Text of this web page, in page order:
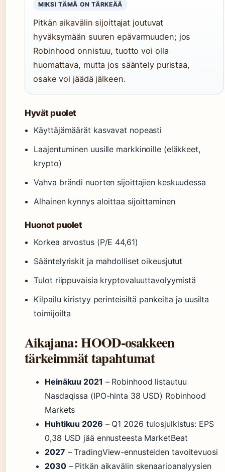
MIKSI TÄMÄ ON TÄRKEÄÄ
Pitkän aikavälin sijoittajat joutuvat
hyväksymään suuren epävarmuuden; jos
Robinhood onnistuu, tuotto voi olla
huomattava, mutta jos sääntely puristaa,
osake voi jäädä jälkeen.
Hyvät puolet
Käyttäjämäärät kasvavat nopeasti
Laajentuminen uusille markkinoille (eläkkeet,
krypto)
Vahva brändi nuorten sijoittajien keskuudessa
Alhainen kynnys aloittaa sijoittaminen
Huonot puolet
Korkea arvostus (P/E 44,61)
Sääntelyriskit ja mahdolliset oikeusjutut
Tulot riippuvaisia kryptovaluuttavolyymistä
Kilpailu kiristyy perinteisiltä pankeilta ja uusilta
toimijoilta
Aikajana: HOOD-osakkeen
tärkeimmät tapahtumat
Heinäkuu 2021 – Robinhood listautuu
Nasdaqissa (IPO-hinta 38 USD) Robinhood
Markets
Huhtikuu 2026 – Q1 2026 tulosjulkistus: EPS
0,38 USD jää ennusteesta MarketBeat
2027 – TradingView-ennusteiden tavoitevuosi
2030– Pitkän aikavälin skenaarioanalyysien